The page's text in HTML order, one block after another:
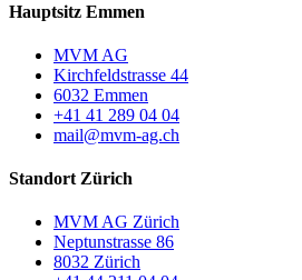
Hauptsitz Emmen
MVM AG
Kirchfeldstrasse 44
6032 Emmen
+41 41 289 04 04
mail@mvm-ag.ch
Standort Zürich
MVM AG Zürich
Neptunstrasse 86
8032 Zürich